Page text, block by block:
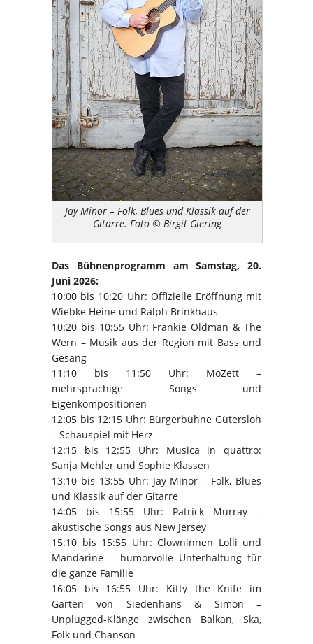
Jay Minor – Folk, Blues und Klassik auf der
Gitarre. Foto © Birgit Giering
Das Bühnenprogramm am Samstag, 20.
Juni 2026:
10:00 bis 10:20 Uhr: Offizielle Eröffnung mit
Wiebke Heine und Ralph Brinkhaus
10:20 bis 10:55 Uhr: Frankie Oldman & The
Wern – Musik aus der Region mit Bass und
Gesang
11:10 bis 11:50 Uhr: MoZett –
mehrsprachige Songs und
Eigenkompositionen
12:05 bis 12:15 Uhr: Bürgerbühne Gütersloh
– Schauspiel mit Herz
12:15 bis 12:55 Uhr: Musica in quattro:
Sanja Mehler und Sophie Klassen
13:10 bis 13:55 Uhr: Jay Minor – Folk, Blues
und Klassik auf der Gitarre
14:05 bis 15:55 Uhr: Patrick Murray –
akustische Songs aus New Jersey
15:10 bis 15:55 Uhr: Clowninnen Lolli und
Mandarine – humorvolle Unterhaltung für
die ganze Familie
16:05 bis 16:55 Uhr: Kitty the Knife im
Garten von Siedenhans & Simon –
Unplugged-Klänge zwischen Balkan, Ska,
Folk und Chanson